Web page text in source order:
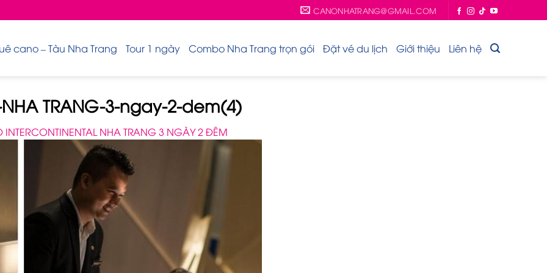
CANONHATRANG@GMAIL.COM
cano – Tàu Nha Trang Tour 1 ngày Combo Nha Trang trọn gói Đặt vé du lịch Giới thiệu Liên hệ
NHA TRANG-3-ngay-2-dem(4)
NHA TRANG 3 NGÀY 2 ĐÊM